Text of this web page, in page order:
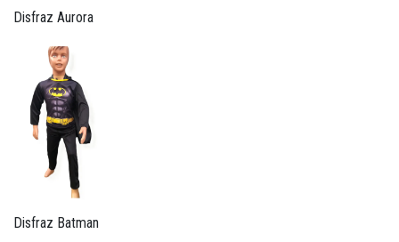
Disfraz Aurora
Disfraz Batman